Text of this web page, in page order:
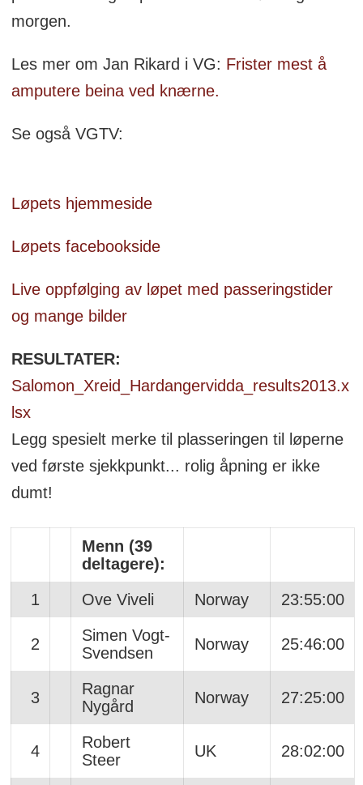
morgen.
Les mer om Jan Rikard i VG: Frister mest å
amputere beina ved knærne.
Se også VGTV:
Løpets hjemmeside
Løpets facebookside
Live oppfølging av løpet med passeringstider
og mange bilder
RESULTATER:
Salomon_Xreid_Hardangervidda_results2013.x
lsx
Legg spesielt merke til plasseringen til løperne
ved første sjekkpunkt... rolig åpning er ikke
dumt!
Menn (39
deltagere):
1
Ove Viveli Norway 23:55:00
2
Simen Vogt-
Svendsen
Norway 25:46:00
3
Ragnar
Nygård
Norway 27:25:00
4
Robert
Steer
UK 28:02:00